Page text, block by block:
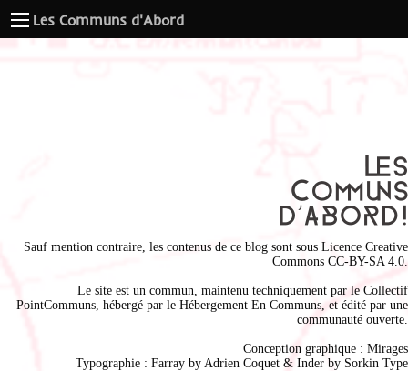
Les Communs d'Abord
Sauf mention contraire, les contenus de ce blog sont sous Licence Creative
Commons CC-BY-SA 4.0
Le site est un commun, maintenu techniquement par le Collectif
PointCommuns , hébergé par le Hébergement En Communs , et édité par une
communauté ouverte.
Conception graphique : Mirages
Typographie : Farray by Adrien Coquet & Inder by Sorkin Type